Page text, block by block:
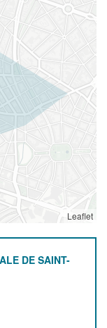
Leaflet
DE SAINT-